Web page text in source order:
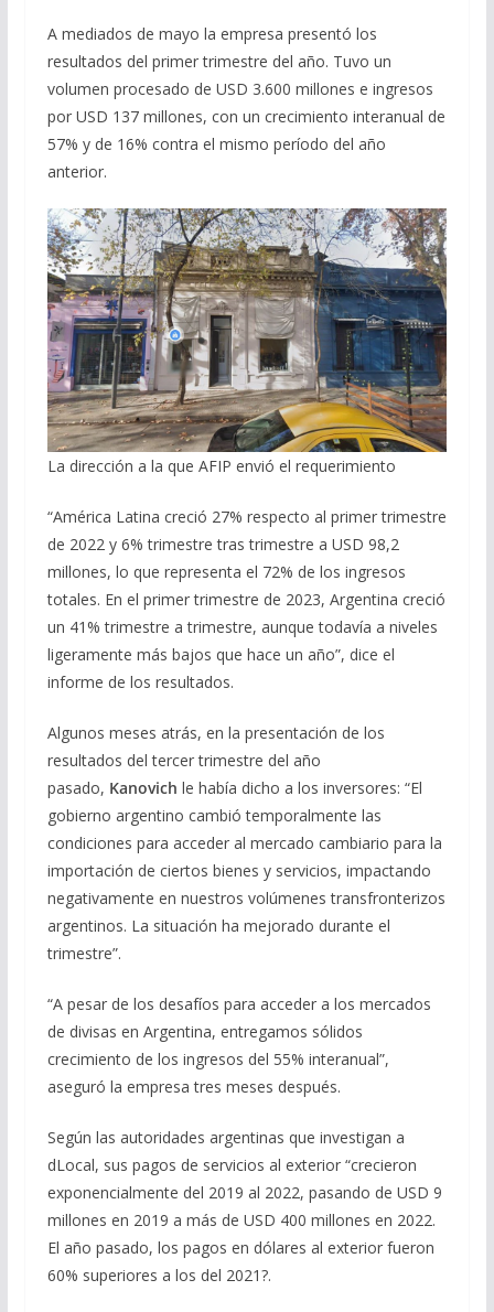
A mediados de mayo la empresa presentó los
resultados del primer trimestre del año. Tuvo un
volumen procesado de USD 3.600 millones e ingresos
por USD 137 millones, con un crecimiento interanual de
57% y de 16% contra el mismo período del año
anterior.
La dirección a la que AFIP envió el requerimiento
“América Latina creció 27% respecto al primer trimestre
de 2022 y 6% trimestre tras trimestre a USD 98,2
millones, lo que representa el 72% de los ingresos
totales. En el primer trimestre de 2023, Argentina creció
un 41% trimestre a trimestre, aunque todavía a niveles
ligeramente más bajos que hace un año”, dice el
informe de los resultados.
Algunos meses atrás, en la presentación de los
resultados del tercer trimestre del año
pasado, Kanovich le había dicho a los inversores: “El
gobierno argentino cambió temporalmente las
condiciones para acceder al mercado cambiario para la
importación de ciertos bienes y servicios, impactando
negativamente en nuestros volúmenes transfronterizos
argentinos. La situación ha mejorado durante el
trimestre”.
“A pesar de los desafíos para acceder a los mercados
de divisas en Argentina, entregamos sólidos
crecimiento de los ingresos del 55% interanual”,
aseguró la empresa tres meses después.
Según las autoridades argentinas que investigan a
dLocal, sus pagos de servicios al exterior “crecieron
exponencialmente del 2019 al 2022, pasando de USD 9
millones en 2019 a más de USD 400 millones en 2022.
El año pasado, los pagos en dólares al exterior fueron
60% superiores a los del 2021?.